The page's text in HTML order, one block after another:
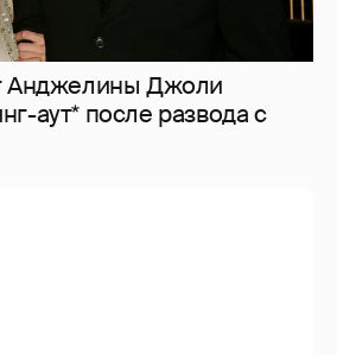
Анджелины Джоли
аут* после развода с